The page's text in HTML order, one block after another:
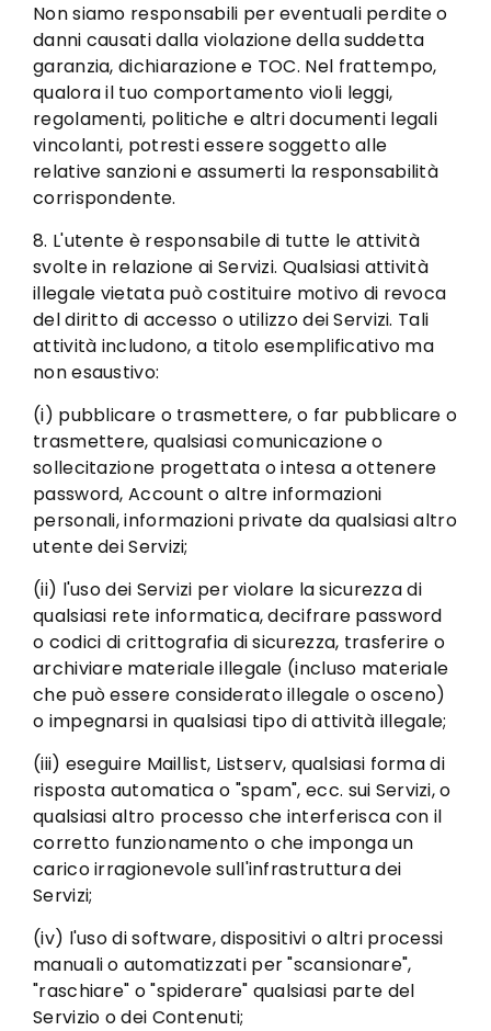
Non siamo responsabili per eventuali perdite o
danni causati dalla violazione della suddetta
garanzia, dichiarazione e TOC. Nel frattempo,
qualora il tuo comportamento violi leggi,
regolamenti, politiche e altri documenti legali
vincolanti, potresti essere soggetto alle
relative sanzioni e assumerti la responsabilità
corrispondente.
8. L'utente è responsabile di tutte le attività
svolte in relazione ai Servizi. Qualsiasi attività
illegale vietata può costituire motivo di revoca
del diritto di accesso o utilizzo dei Servizi. Tali
attività includono, a titolo esemplificativo ma
non esaustivo:
(i) pubblicare o trasmettere, o far pubblicare o
trasmettere, qualsiasi comunicazione o
sollecitazione progettata o intesa a ottenere
password, Account o altre informazioni
personali, informazioni private da qualsiasi altro
utente dei Servizi;
(ii) l'uso dei Servizi per violare la sicurezza di
qualsiasi rete informatica, decifrare password
o codici di crittografia di sicurezza, trasferire o
archiviare materiale illegale (incluso materiale
che può essere considerato illegale o osceno)
o impegnarsi in qualsiasi tipo di attività illegale;
(iii) eseguire Maillist, Listserv, qualsiasi forma di
risposta automatica o "spam", ecc. sui Servizi, o
qualsiasi altro processo che interferisca con il
corretto funzionamento o che imponga un
carico irragionevole sull'infrastruttura dei
Servizi;
(iv) l'uso di software, dispositivi o altri processi
manuali o automatizzati per "scansionare",
"raschiare" o "spiderare" qualsiasi parte del
Servizio o dei Contenuti;